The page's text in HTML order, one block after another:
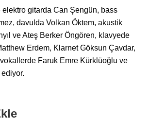
elektro gitarda Can Şengün, bass
davulda Volkan Öktem, akustik
ve Ateş Berker Öngören, klavyede
Erdem, Klarnet Göksun Çavdar,
Faruk Emre Kürklüoğlu ve